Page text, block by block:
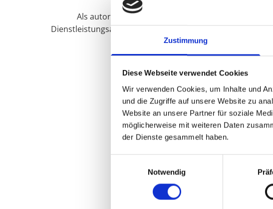
Zustimmung
Diese Webseite verwendet Cookies
Wir verwenden Cookies, um Inhalte und
und die Zugriffe auf unsere Website zu
Website an unsere Partner für soziale
möglicherweise mit weiteren Daten
der Dienste gesammelt haben.
Notwendig
Als autorisierter Vertragspartner namhafter
Dienstleistungsangebot steht für Sie parat. Ob Sie
Wir wünschen